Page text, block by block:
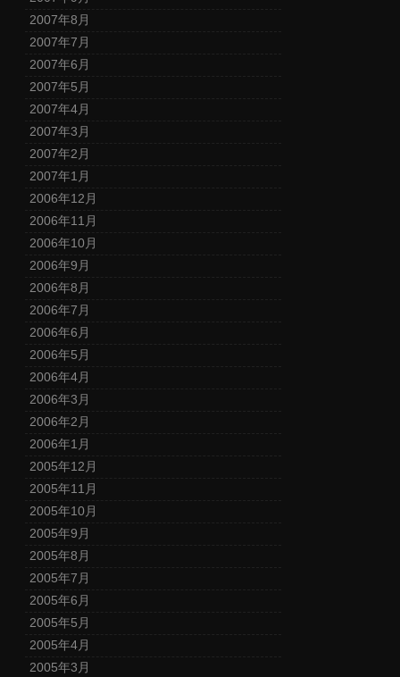
2007年8月
2007年7月
2007年6月
2007年5月
2007年4月
2007年3月
2007年2月
2007年1月
2006年12月
2006年11月
2006年10月
2006年9月
2006年8月
2006年7月
2006年6月
2006年5月
2006年4月
2006年3月
2006年2月
2006年1月
2005年12月
2005年11月
2005年10月
2005年9月
2005年8月
2005年7月
2005年6月
2005年5月
2005年4月
2005年3月